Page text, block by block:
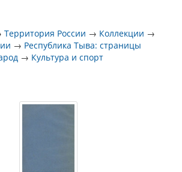
Территория России → Коллекции →
→ Республика Тыва: страницы
→ Культура и спорт